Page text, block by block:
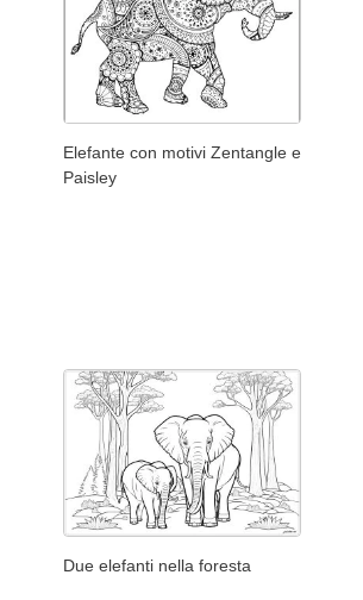
Elefante con motivi Zentangle e
Paisley
Due elefanti nella foresta